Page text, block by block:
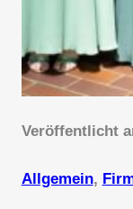
Veröffentlicht
Allgemein,